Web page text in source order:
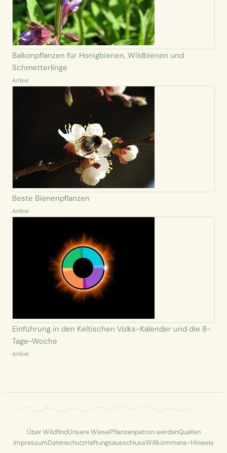
Balkonpflanzen für Honigbienen, Wildbienen und
Schmetterlinge
Artikel
Beste Bienenpflanzen
Artikel
Einführung in den Keltischen Volks-Kalender und die 8-
Tage-Woche
Artikel
Über WildfindUnsere WiesePflanzenpatron werdenQuellen
ImpressumDatenschutzHaftungsausschlussWillkommens-Hinweis